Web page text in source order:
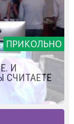
ПРИКОЛЬНО
И
СЧИТАЕТЕ